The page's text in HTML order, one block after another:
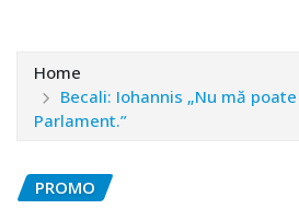
Home
Becali: Iohannis „Nu mă
Parlament.”
PROMO